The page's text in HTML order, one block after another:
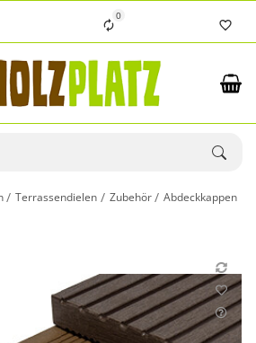
0
Terrassendielen Zubehör Abdeckkappen